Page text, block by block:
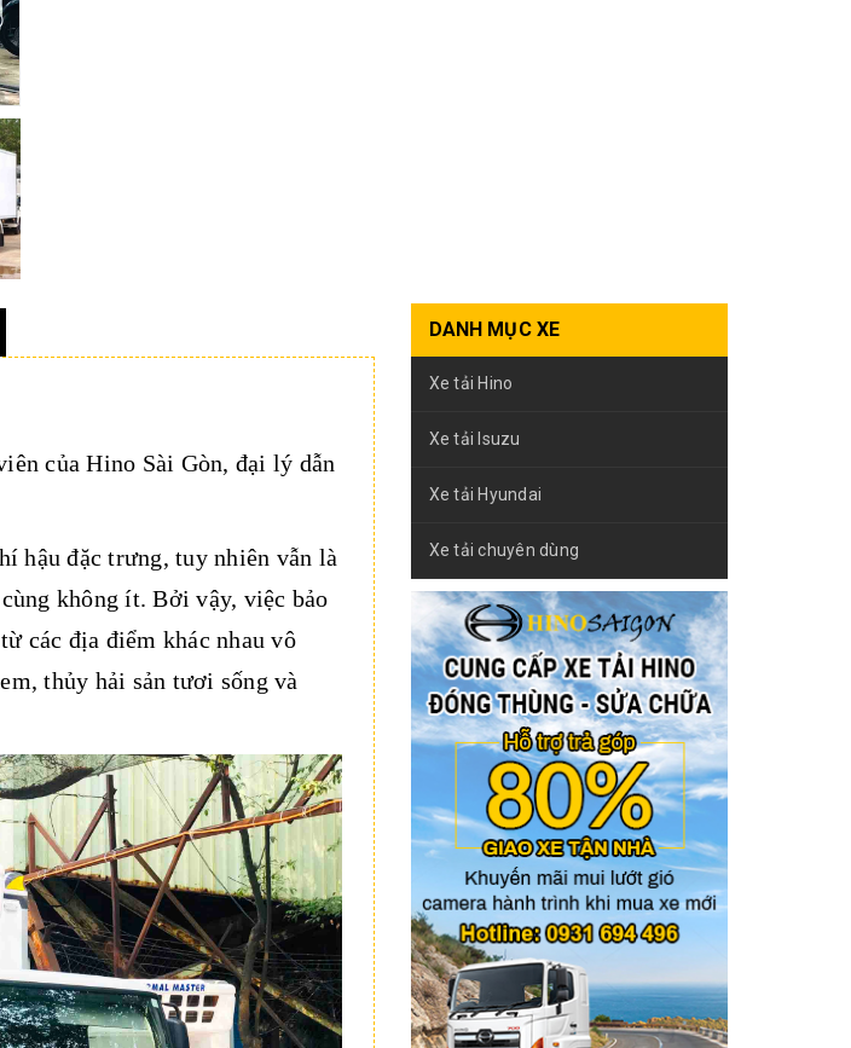
của Hino Sài Gòn, đại lý dẫn
hậu đặc trưng, tuy nhiên vẫn là
không ít. Bởi vậy, việc bảo
các địa điểm khác nhau vô
thủy hải sản tươi sống và
DANH MỤC XE
Xe tải Hino
Xe tải Isuzu
Xe tải Hyundai
Xe tải chuyên dùng